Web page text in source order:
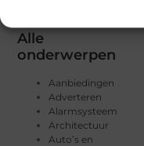
Alle
onderwerpen
Aanbiedingen
Adverteren
Alarmsysteem
Architectuur
Auto’s en